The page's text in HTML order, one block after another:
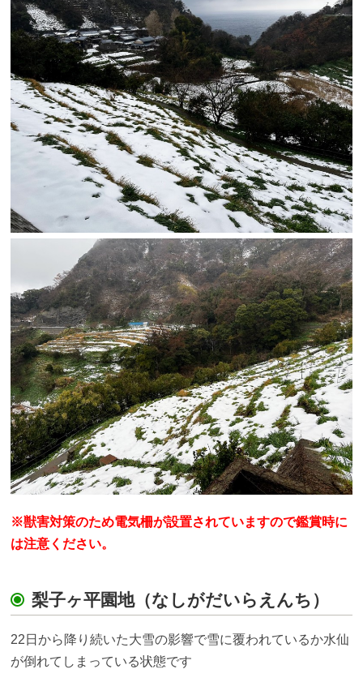
※獣害対策のため電気柵が設置されていますので鑑賞時に
は注意ください。
梨子ヶ平園地（なしがだいらえんち）
22日から降り続いた大雪の影響で雪に覆われているか水仙
が倒れてしまっている状態です